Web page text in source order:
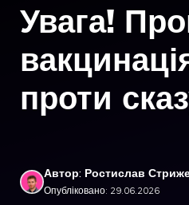
Увага!
проти
Автор: Ростислав
Опубліковано: 29.06.2026